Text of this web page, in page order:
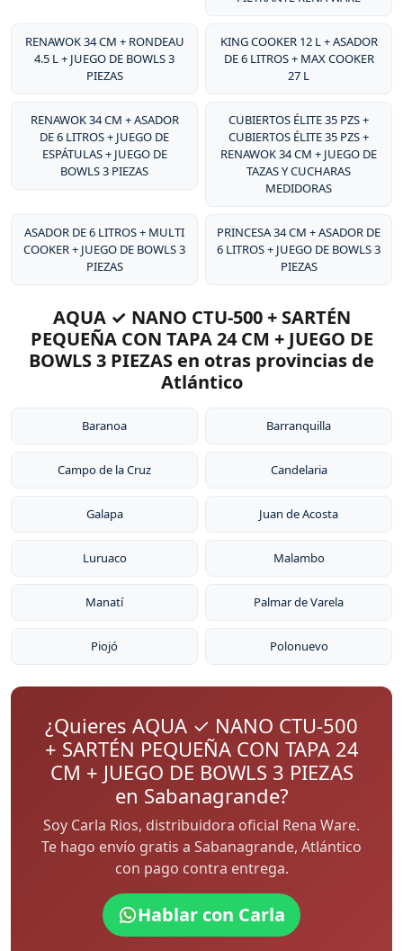
RENAWOK 34 CM + RONDEAU
4.5 L + JUEGO DE BOWLS 3
PIEZAS
KING COOKER 12 L + ASADOR
DE 6 LITROS + MAX COOKER
27 L
RENAWOK 34 CM + ASADOR
DE 6 LITROS + JUEGO DE
ESPÁTULAS + JUEGO DE
BOWLS 3 PIEZAS
CUBIERTOS ÉLITE 35 PZS +
CUBIERTOS ÉLITE 35 PZS +
RENAWOK 34 CM + JUEGO DE
TAZAS Y CUCHARAS
MEDIDORAS
ASADOR DE 6 LITROS + MULTI
COOKER + JUEGO DE BOWLS 3
PIEZAS
PRINCESA 34 CM + ASADOR DE
6 LITROS + JUEGO DE BOWLS 3
PIEZAS
AQUA ✓ NANO CTU-500 + SARTÉN
PEQUEÑA CON TAPA 24 CM + JUEGO DE
BOWLS 3 PIEZAS en otras provincias de
Atlántico
Baranoa Barranquilla
Campo de la Cruz Candelaria
Galapa Juan de Acosta
Luruaco Malambo
Manatí Palmar de Varela
Piojó Polonuevo
¿Quieres AQUA ✓ NANO CTU-500
+ SARTÉN PEQUEÑA CON TAPA 24
CM + JUEGO DE BOWLS 3 PIEZAS
en Sabanagrande?
Soy Carla Rios, distribuidora oficial Rena Ware.
Te hago envío gratis a Sabanagrande, Atlántico
con pago contra entrega.
Hablar con Carla